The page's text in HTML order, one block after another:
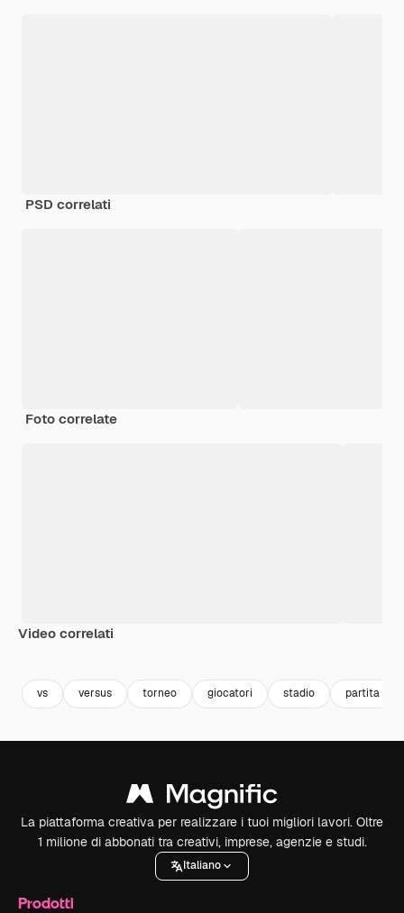
PSD correlati
Foto correlate
Video correlati
vs versus torneo giocatori stadio partita
La piattaforma creativa per realizzare i tuoi migliori lavori. Oltre
1 milione di abbonati tra creativi, imprese, agenzie e studi.
Italiano
Prodotti